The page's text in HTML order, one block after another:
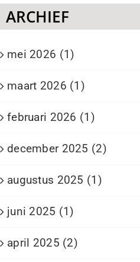
ARCHIEF
mei 2026 (1)
maart 2026 (1)
februari 2026 (1)
december 2025 (2)
augustus 2025 (1)
juni 2025 (1)
april 2025 (2)